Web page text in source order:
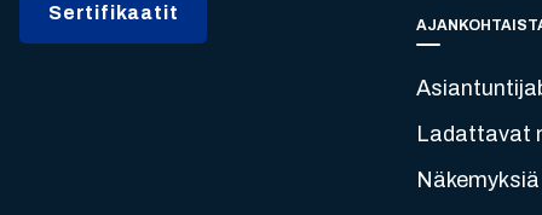
Sertifikaatit
Ladattavat
Näkemyksiä